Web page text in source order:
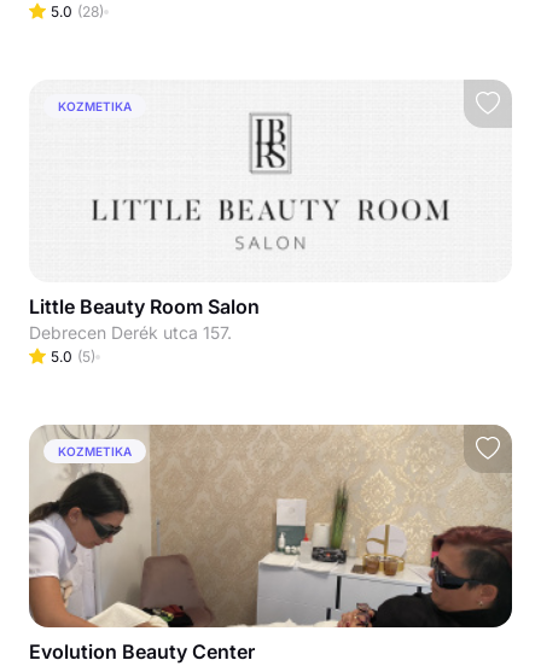
5.0 (28)
KOZMETIKA
Little Beauty Room Salon
Debrecen Derék utca 157.
5.0 (5)
KOZMETIKA
Evolution Beauty Center